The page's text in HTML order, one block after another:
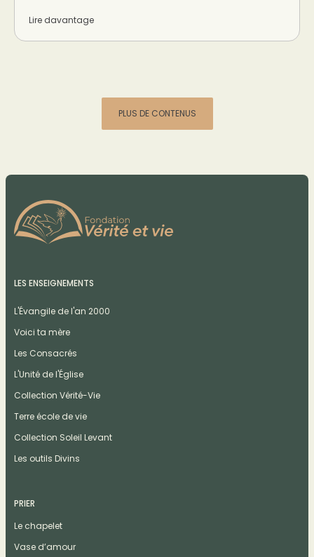
Lire davantage
PLUS DE CONTENUS
LES ENSEIGNEMENTS
L'Évangile de l'an 2000
Voici ta mère
Les Consacrés
L'Unité de l'Église
Collection Vérité-Vie
Terre école de vie
Collection Soleil Levant
Les outils Divins
PRIER
Le chapelet
Vase d’amour